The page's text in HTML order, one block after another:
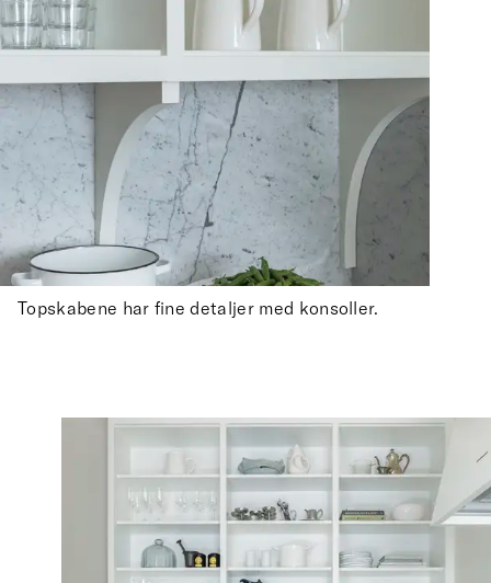
Topskabene har fine detaljer med konsoller.